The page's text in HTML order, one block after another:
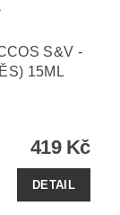
S&V -
15ML
419 Kč
DETAIL